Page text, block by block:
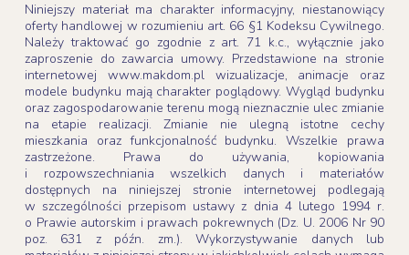
Niniejszy materiał ma charakter informacyjny, niestanowiący
oferty handlowej w rozumieniu art. 66 §1 Kodeksu Cywilnego.
Należy traktować go zgodnie z art. 71 k.c., wyłącznie jako
zaproszenie do zawarcia umowy. Przedstawione na stronie
internetowej www.makdom.pl wizualizacje, animacje oraz
modele budynku mają charakter poglądowy. Wygląd budynku
oraz zagospodarowanie terenu mogą nieznacznie ulec zmianie
na etapie realizacji. Zmianie nie ulegną istotne cechy
mieszkania oraz funkcjonalność budynku. Wszelkie prawa
zastrzeżone. Prawa do używania, kopiowania
i rozpowszechniania wszelkich danych i materiałów
dostępnych na niniejszej stronie internetowej podlegają
w szczególności przepisom ustawy z dnia 4 lutego 1994 r.
o Prawie autorskim i prawach pokrewnych (Dz. U. 2006 Nr 90
poz. 631 z późn. zm.). Wykorzystywanie danych lub